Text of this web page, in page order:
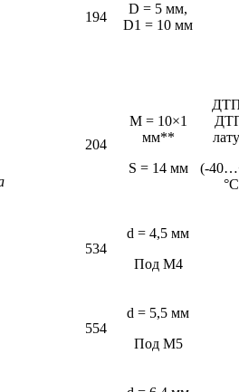
194
D = 5 мм,
D1 = 10 мм
204
M = 10×1
мм**
S = 14 мм
(-
534
d = 4,5 мм
Под М4
554
d = 5,5 мм
Под М5